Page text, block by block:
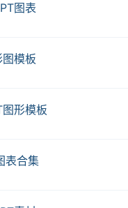
图表
模板
形模板
表合集